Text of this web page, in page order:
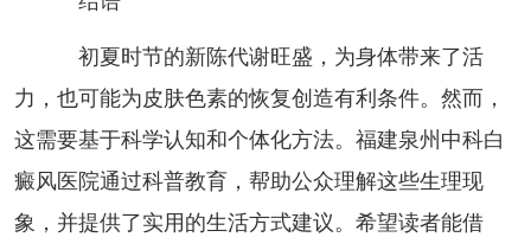
初夏时节的新陈代谢旺盛，为身体带来了活
力，也可能为皮肤色素的恢复创造有利条件。然而，
这需要基于科学认知和个体化方法。福建泉州中科白
癜风医院通过科普教育，帮助公众理解这些生理现
象，并提供了实用的生活方式建议。希望读者能借